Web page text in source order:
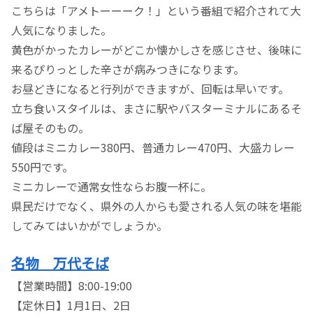
こちらは「アメトーーーク！」という番組で紹介されて大
人気になりました。
黄色がかったカレーがどこか懐かしさを感じさせ、後味に
来るぴりっとした辛さが病みつきになります。
お昼どきになると行列ができますが、回転は早いです。
立ち食いスタイルは、まさに駅やバスターミナルにあるそ
ば屋そのもの。
値段はミニカレー380円、普通カレー470円、大盛カレー
550円です。
ミニカレーで通常女性ならお腹一杯に。
県民だけでなく、県外の人からも愛される人気の味を堪能
してみてはいかがでしょうか。
名物 万代そば
【営業時間】8:00-19:00
【定休日】1月1日、2日